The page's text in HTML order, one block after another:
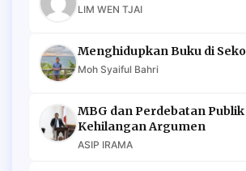
LIM WEN TJAI
Menghidupkan Buku di
Moh Syaiful Bahri
MBG dan Perdebatan
Kehilangan Argumen
ASIP IRAMA